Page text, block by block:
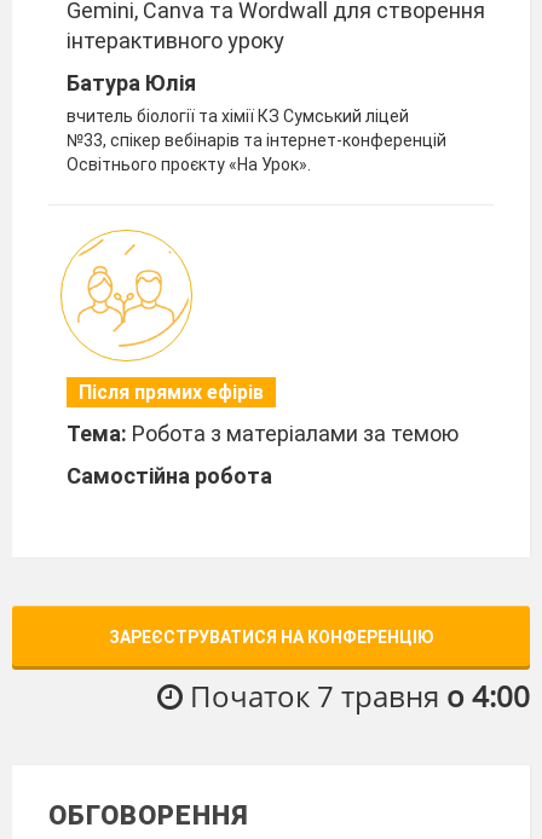
Gemini, Canva та Wordwall для створення
інтерактивного уроку
Батура Юлія
вчитель біології та хімії КЗ Сумський ліцей
№33, спікер вебінарів та інтернет-конференцій
Освітнього проєкту «На Урок».
Після прямих ефірів
Тема: Робота з матеріалами за темою
Самостійна робота
ЗАРЕЄСТРУВАТИСЯ НА КОНФЕРЕНЦІЮ
Початок 7 травня о 4:00
ОБГОВОРЕННЯ